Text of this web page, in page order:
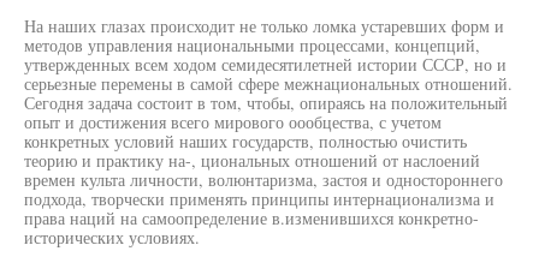
На наших глазах происходит не только ломка устаревших форм и
методов управления национальными процессами, концепций,
утвержденных всем ходом семидесятилетней истории СССР, но и
серьезные перемены в самой сфере межнациональных отношений.
Сегодня задача состоит в том, чтобы, опираясь на положительный
опыт и достижения всего мирового оообцества, с учетом
конкретных условий наших государств, полностью очистить
теорию и практику на-, циональных отношений от наслоений
времен культа личности, волюнтаризма, застоя и одностороннего
подхода, творчески применять принципы интернационализма и
права наций на самоопределение в.изменившихся конкретно-
исторических условиях.